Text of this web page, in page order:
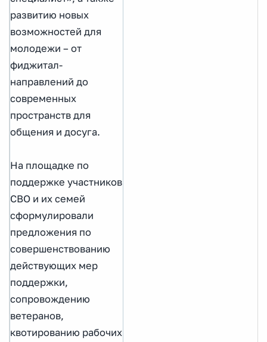
развитию новых
возможностей для
молодежи – от
фиджитал-
направлений до
современных
пространств для
общения и досуга.
На площадке по
поддержке участников
СВО и их семей
сформулировали
предложения по
совершенствованию
действующих мер
поддержки,
сопровождению
ветеранов,
квотированию рабочих